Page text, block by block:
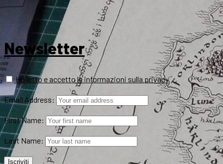
Newsletter
Ho letto e accetto le informazioni sulla privacy
Email Address:
First Name:
Last Name: